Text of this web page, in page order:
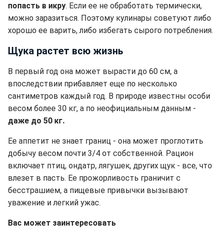
попасть в икру. Если ее не обработать термически,
можно заразиться. Поэтому кулинары советуют либо
хорошо ее варить, либо избегать сырого потребления.
Щука растет всю жизнь
В первый год она может вырасти до 60 см, а
впоследствии прибавляет еще по несколько
сантиметров каждый год. В природе известны особи
весом более 30 кг, а по неофициальным данным -
даже до 50 кг.
Ее аппетит не знает границ - она может проглотить
добычу весом почти 3/4 от собственной. Рацион
включает птиц, ондатр, лягушек, других щук - все, что
влезет в пасть. Ее прожорливость граничит с
бесстрашием, а пищевые привычки вызывают
уважение и легкий ужас.
Вас может заинтересовать